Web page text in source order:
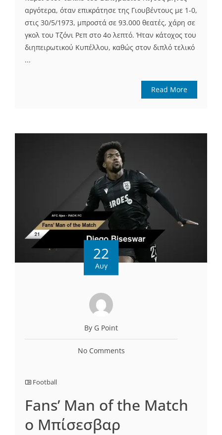
αργότερα, όταν επικράτησε της Γιουβέντους με 1-0,
στις 30/5/1973, μπροστά σε 93.000 θεατές, χάρη σε
γκολ του Τζόνι Ρεπ στο 4ο λεπτό. Ήταν κάτοχος του
διηπειρωτικού Κυπέλλου, καθώς στον διπλό τελικό
...
Read More
22
Αυγ
By G Point
No Comments
Football
Fans’ Man of the Match
ο Μπίσεσβαρ